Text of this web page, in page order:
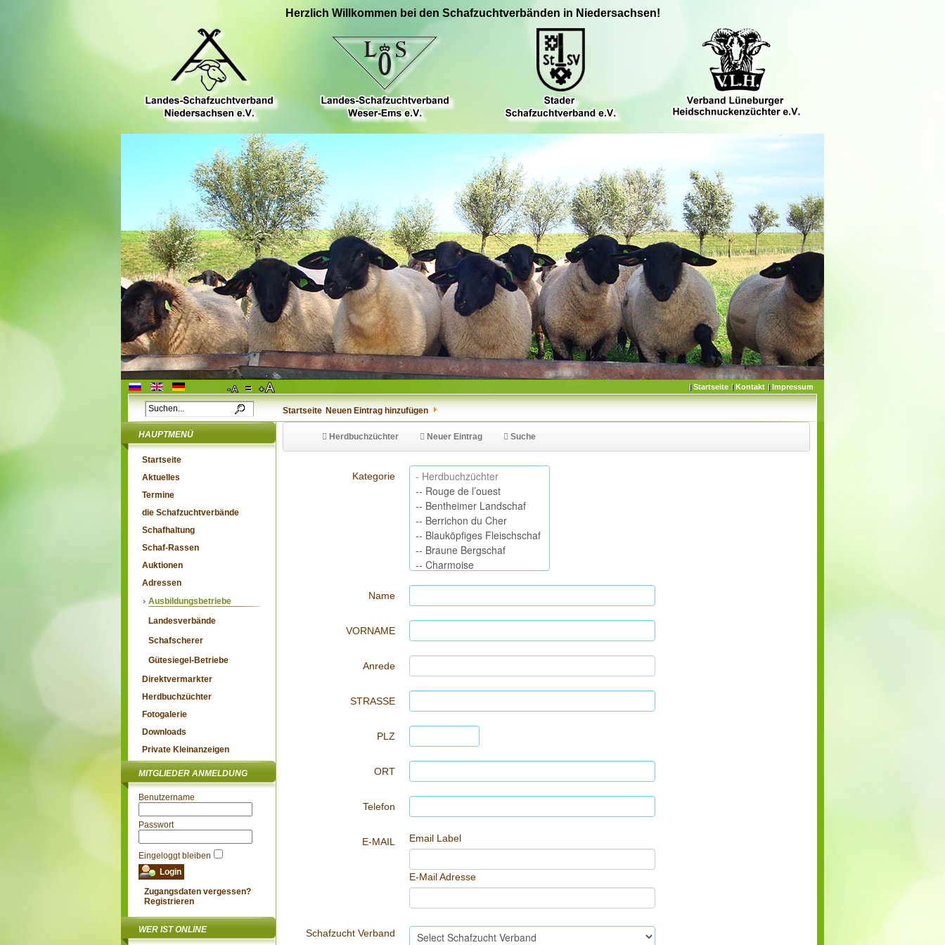
Herzlich Willkommen bei den Schafzuchtverbänden in Niedersachsen!
Impressum
Kontakt
Startseite
Startseite Neuen Eintrag hinzufügen
HAUPTMENÜ
Startseite
Aktuelles
Termine
die Schafzuchtverbände
Schafhaltung
Schaf-Rassen
Auktionen
Adressen
Ausbildungsbetriebe
Landesverbände
Schafscherer
Gütesiegel-Betriebe
Direktvermarkter
Herdbuchzüchter
Fotogalerie
Downloads
Private Kleinanzeigen
MITGLIEDER ANMELDUNG
Benutzername
Passwort
Eingeloggt bleiben
Zugangsdaten vergessen?
Registrieren
WER IST ONLINE
Herdbuchzüchter Neuer Eintrag Suche
Kategorie
Name
VORNAME
Anrede
STRASSE
PLZ
ORT
Telefon
E-MAIL Email Label
E-Mail Adresse
Schafzucht Verband